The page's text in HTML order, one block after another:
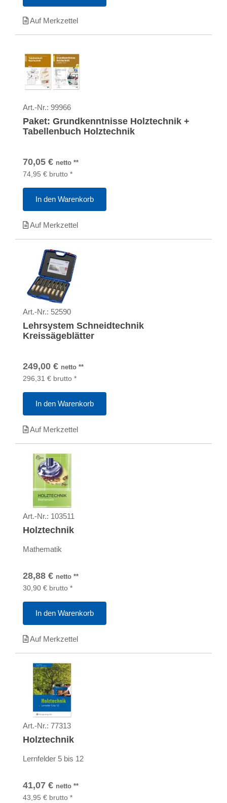
Auf Merkzettel
Art.-Nr.: 99966
Paket: Grundkenntnisse Holztechnik +
Tabellenbuch Holztechnik
70,05 € netto **
74,95 € brutto *
In den Warenkorb
Auf Merkzettel
Art.-Nr.: 52590
Lehrsystem Schneidtechnik
Kreissägeblätter
249,00 € netto **
296,31 € brutto *
In den Warenkorb
Auf Merkzettel
Art.-Nr.: 103511
Holztechnik
Mathematik
28,88 € netto **
30,90 € brutto *
In den Warenkorb
Auf Merkzettel
Art.-Nr.: 77313
Holztechnik
Lernfelder 5 bis 12
41,07 € netto **
43,95 € brutto *